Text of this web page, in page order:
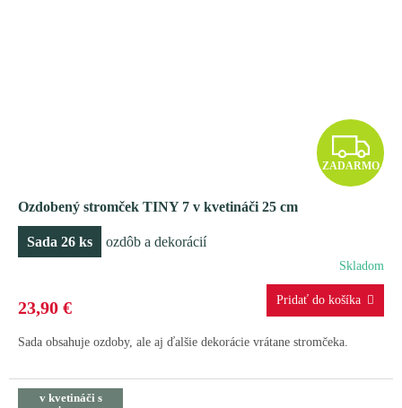
Z
A
A
R
O
ZADARMO
Ozdobený stromček TINY 7 v kvetináči 25 cm
Sada 26 ks ozdôb a dekorácií
Skladom
23,90 €
Sada obsahuje ozdoby, ale aj ďalšie dekorácie vrátane stromčeka.
v kvetináči s